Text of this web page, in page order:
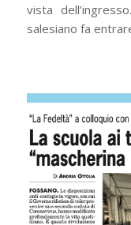
vista
salesiano fa